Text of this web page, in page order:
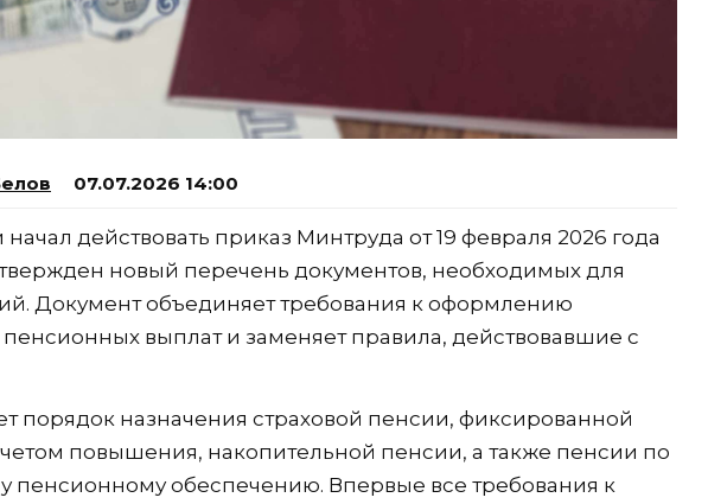
07.07.2026 14:00
действовать приказ Минтруда от 19 февраля 2026 года
новый перечень документов, необходимых для
Документ объединяет требования к оформлению
выплат и заменяет правила, действовавшие с
порядок назначения страховой пенсии, фиксированной
повышения, накопительной пенсии, а также пенсии по
пенсионному обеспечению. Впервые все требования к